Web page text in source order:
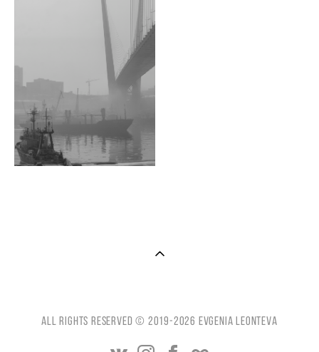
All Rights reserved © 2019-2026 Evgenia Leonteva